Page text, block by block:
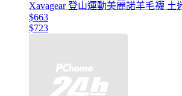
Xavagear 登山運動美麗諾羊毛襪 土
$663
$723